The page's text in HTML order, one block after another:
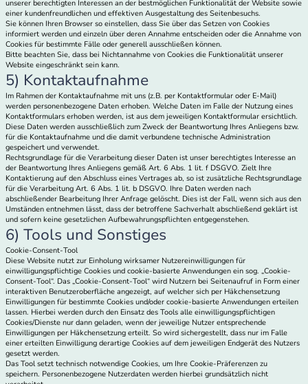
unserer berechtigten Interessen an der bestmöglichen Funktionalität der Website sowie
einer kundenfreundlichen und effektiven Ausgestaltung des Seitenbesuchs.
Sie können Ihren Browser so einstellen, dass Sie über das Setzen von Cookies
informiert werden und einzeln über deren Annahme entscheiden oder die Annahme von
Cookies für bestimmte Fälle oder generell ausschließen können.
Bitte beachten Sie, dass bei Nichtannahme von Cookies die Funktionalität unserer
Website eingeschränkt sein kann.
5) Kontaktaufnahme
Im Rahmen der Kontaktaufnahme mit uns (z.B. per Kontaktformular oder E-Mail)
werden personenbezogene Daten erhoben. Welche Daten im Falle der Nutzung eines
Kontaktformulars erhoben werden, ist aus dem jeweiligen Kontaktformular ersichtlich.
Diese Daten werden ausschließlich zum Zweck der Beantwortung Ihres Anliegens bzw.
für die Kontaktaufnahme und die damit verbundene technische Administration
gespeichert und verwendet.
Rechtsgrundlage für die Verarbeitung dieser Daten ist unser berechtigtes Interesse an
der Beantwortung Ihres Anliegens gemäß Art. 6 Abs. 1 lit. f DSGVO. Zielt Ihre
Kontaktierung auf den Abschluss eines Vertrages ab, so ist zusätzliche Rechtsgrundlage
für die Verarbeitung Art. 6 Abs. 1 lit. b DSGVO. Ihre Daten werden nach
abschließender Bearbeitung Ihrer Anfrage gelöscht. Dies ist der Fall, wenn sich aus den
Umständen entnehmen lässt, dass der betroffene Sachverhalt abschließend geklärt ist
und sofern keine gesetzlichen Aufbewahrungspflichten entgegenstehen.
6) Tools und Sonstiges
Cookie-Consent-Tool
Diese Website nutzt zur Einholung wirksamer Nutzereinwilligungen für
einwilligungspflichtige Cookies und cookie-basierte Anwendungen ein sog. „Cookie-
Consent-Tool“. Das „Cookie-Consent-Tool“ wird Nutzern bei Seitenaufruf in Form einer
interaktiven Benutzeroberfläche angezeigt, auf welcher sich per Häkchensetzung
Einwilligungen für bestimmte Cookies und/oder cookie-basierte Anwendungen erteilen
lassen. Hierbei werden durch den Einsatz des Tools alle einwilligungspflichtigen
Cookies/Dienste nur dann geladen, wenn der jeweilige Nutzer entsprechende
Einwilligungen per Häkchensetzung erteilt. So wird sichergestellt, dass nur im Falle
einer erteilten Einwilligung derartige Cookies auf dem jeweiligen Endgerät des Nutzers
gesetzt werden.
Das Tool setzt technisch notwendige Cookies, um Ihre Cookie-Präferenzen zu
speichern. Personenbezogene Nutzerdaten werden hierbei grundsätzlich nicht